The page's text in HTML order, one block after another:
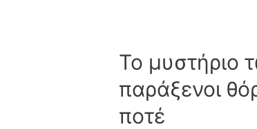
Το μυστήριο
παράξενοι
ποτέ